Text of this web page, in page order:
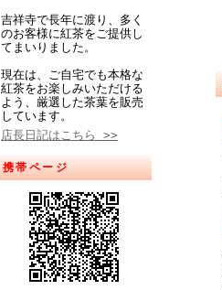
吉祥寺で長年に渡り、多く
のお客様に紅茶をご提供し
てまいりました。
現在は、ご自宅でも本格な
紅茶をお楽しみいただける
よう、厳選した茶葉を販売
しています。
店長日記はこちら >>
携帯ページ